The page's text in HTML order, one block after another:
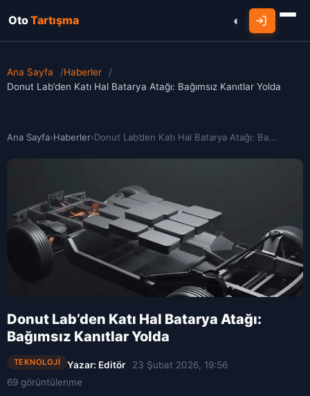
OtoTartışma
Ana Sayfa /Haberler
/
Donut Lab’den Katı Hal Batarya Atağı: Bağımsız Kanıtlar Yolda
Ana Sayfa›Haberler›Donut Lab’den Katı Hal Batarya Atağı: Ba...
Donut Lab’den Katı Hal Batarya Atağı:
Bağımsız Kanıtlar Yolda
TEKNOLOJI Yazar: Editör
23 Şubat 2026, 19:56
69 görüntülenme